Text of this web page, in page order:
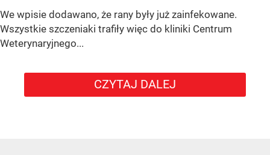
We wpisie dodawano, że rany były już zainfekowane.
Wszystkie szczeniaki trafiły więc do kliniki Centrum
Weterynaryjnego...
CZYTAJ DALEJ